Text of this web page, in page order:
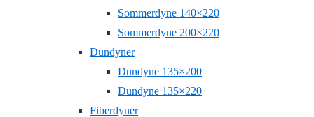
Sommerdyne 140×220
Sommerdyne 200×220
Dundyner
Dundyne 135×200
Dundyne 135×220
Fiberdyner